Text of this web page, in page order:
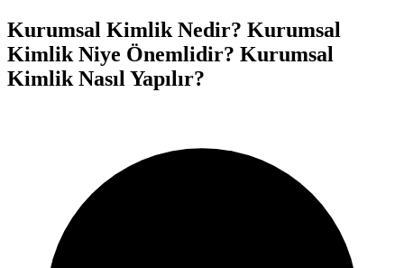
Kurumsal Kimlik Nedir? Kurumsal
Kimlik Niye Önemlidir? Kurumsal
Kimlik Nasıl Yapılır?